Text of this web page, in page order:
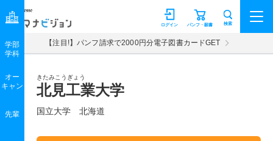
マナビジョン パンフ・願書
ログイン 検索
【注目!】パンフ請求で2000円分電子図書カードGET
きたみこうぎょう
北見工業大学
国立大学 北海道
学部
学科
オー
キャン
先輩